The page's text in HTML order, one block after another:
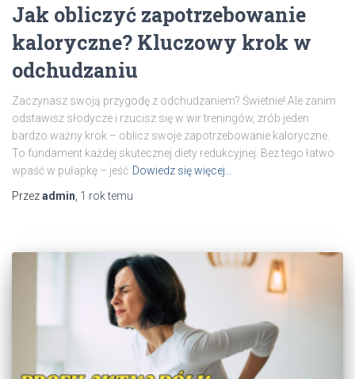
Jak obliczyć zapotrzebowanie
kaloryczne? Kluczowy krok w
odchudzaniu
Zaczynasz swoją przygodę z odchudzaniem? Świetnie! Ale zanim
odstawisz słodycze i rzucisz się w wir treningów, zrób jeden
bardzo ważny krok – oblicz swoje zapotrzebowanie kaloryczne.
To fundament każdej skutecznej diety redukcyjnej. Bez tego łatwo
wpaść w pułapkę – jeść Dowiedz się więcej…
Przezadmin 1 roktemu